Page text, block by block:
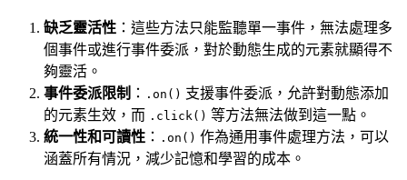
缺乏靈活性 ：這些方法只能監聽單一事件，無法處理多
個事件或進行事件委派，對於動態生成的元素就顯得不
夠靈活。
事件委派限制 ： .on() 支援事件委派，允許對動態添加
的元素生效，而 .click() 等方法無法做到這一點。
統一性和可讀性 ： .on() 作為通用事件處理方法，可以
涵蓋所有情況，減少記憶和學習的成本。